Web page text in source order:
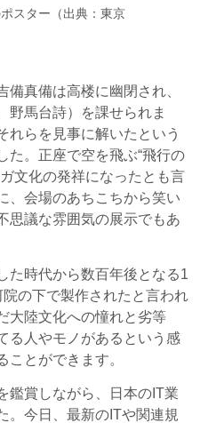
スター（出典：東京
真備は高楼に幽閉され、
野馬台詩）を課せられま
れらを見事に解いたという
た。正座で空を飛ぶ“飛行の
文化の発祥になったとも言
、会場のあちこちから笑い
思議な雰囲気の展示でもあ
時代から数百年後となる1
の下で製作されたと言われ
大陸文化への憧れと劣等
る人やモノがあるという感
ことができます。
賞しながら、日本のIT業
。今日、最新のITや関連規